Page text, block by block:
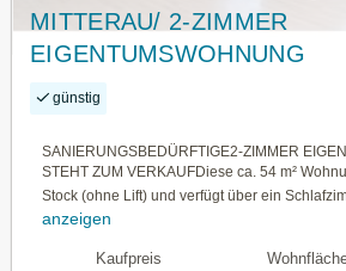
MITTERAU/ 2-ZIMMER
EIGENTUMSWOHNUNG
günstig
SANIERUNGSBEDÜRFTIGE2-ZIMMER
STEHT ZUM VERKAUFDiese ca. 54 m²
Stock (ohne Lift) und verfügt über ein
anzeigen
Kaufpreis